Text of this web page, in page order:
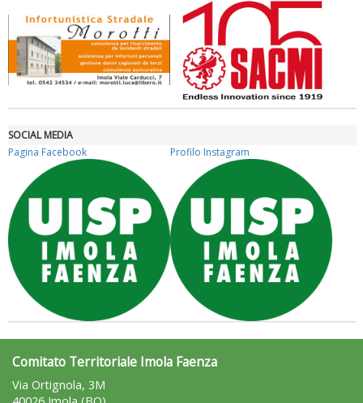
Tiziano Pesce nel Cda di Fondazione Terzjus: prima riunione a
Roma
SOCIAL MEDIA
Pagina Facebook
Profilo Instagram
Comitato Territoriale Imola Faenza
Via Ortignola, 3M